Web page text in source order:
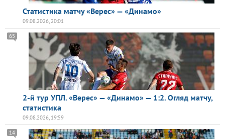
Статистика матчу «Верес» — «Динамо»
09.08.2026, 20:01
2-й тур УПЛ. «Верес» — «Динамо» — 1:2. Огляд матчу,
статистика
65
09.08.2026, 19:59
14